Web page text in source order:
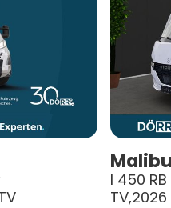
Malibu
I 450
TV,2026